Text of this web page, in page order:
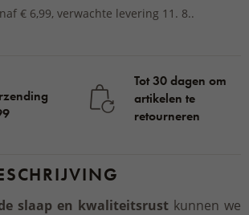
€ 6,99, verwachte levering 11. 8..
Tot 30 dagen om
artikelen te
retourneren
slaap en kwaliteitsrust kunnen we